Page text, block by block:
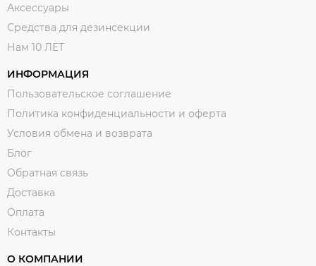
Аксессуары
Средства для дезинсекции
Нам 10 ЛЕТ
ИНФОРМАЦИЯ
Пользовательское соглашение
Политика конфиденциальности и оферта
Условия обмена и возврата
Блог
Обратная связь
Доставка
Оплата
Контакты
О КОМПАНИИ